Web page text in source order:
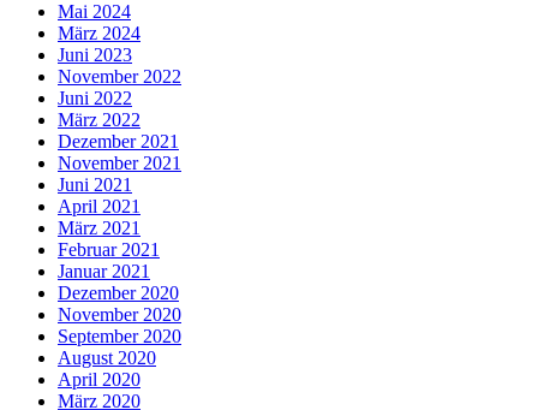
Mai 2024
März 2024
Juni 2023
November 2022
Juni 2022
März 2022
Dezember 2021
November 2021
Juni 2021
April 2021
März 2021
Februar 2021
Januar 2021
Dezember 2020
November 2020
September 2020
August 2020
April 2020
März 2020